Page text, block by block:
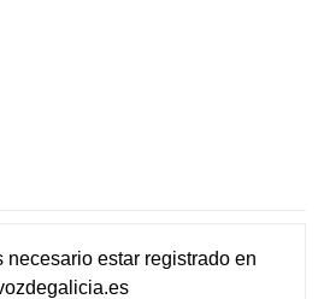
necesario estar registradoen